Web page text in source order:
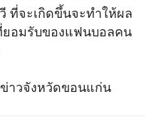
ที่จะเกิดขึ้นจะทำให้ผล
ยอมรับของแฟนบอลคน
าวจังหวัดขอนแก่น